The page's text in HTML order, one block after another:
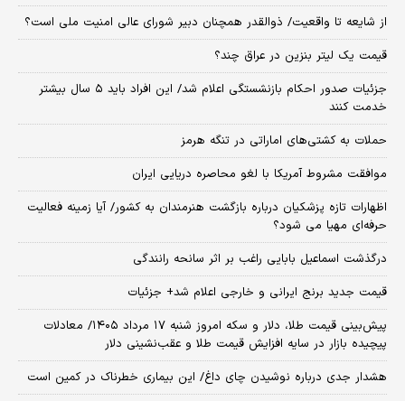
از شایعه تا واقعیت/ ذوالقدر همچنان دبیر شورای ‌عالی امنیت ملی است؟
قیمت یک لیتر بنزین در عراق چند؟
جزئیات صدور احکام بازنشستگی اعلام شد/ این افراد باید ۵ سال بیشتر
خدمت کنند
حملات به کشتی‌های اماراتی در تنگه هرمز
موافقت مشروط آمریکا با لغو محاصره دریایی ایران
اظهارات تازه پزشکیان درباره بازگشت هنرمندان به کشور/ آیا زمینه فعالیت
حرفه‌ای مهیا می شود؟
درگذشت اسماعیل بابایی راغب بر اثر سانحه رانندگی
قیمت جدید برنج ایرانی و خارجی اعلام شد+ جزئیات
پیش‌بینی قیمت طلا، دلار و سکه امروز شنبه ۱۷ مرداد ۱۴۰۵/ معادلات
پیچیده بازار در سایه افزایش قیمت طلا و عقب‌نشینی دلار
هشدار جدی درباره نوشیدن چای داغ/ این بیماری خطرناک در کمین است